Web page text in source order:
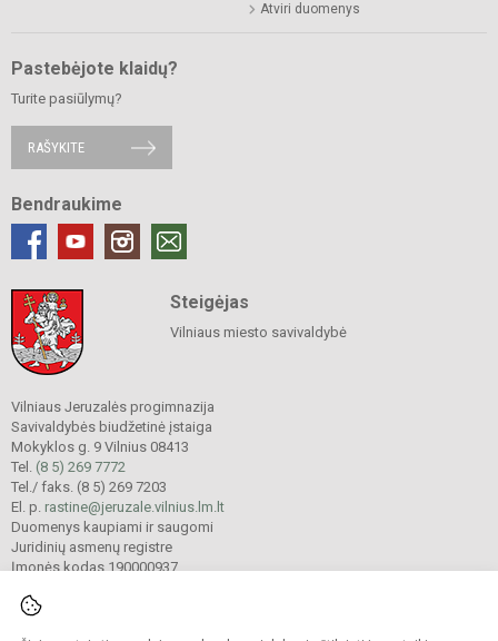
Atviri duomenys
Pastebėjote klaidų?
Turite pasiūlymų?
RAŠYKITE
Bendraukime
Steigėjas
Vilniaus miesto savivaldybė
Vilniaus Jeruzalės progimnazija
Savivaldybės biudžetinė įstaiga
Mokyklos g. 9 Vilnius 08413
Tel. (8 5) 269 7772
Tel./ faks. (8 5) 269 7203
El. p. rastine@jeruzale.vilnius.lm.lt
Duomenys kaupiami ir saugomi
Juridinių asmenų registre
Įmonės kodas 190000937